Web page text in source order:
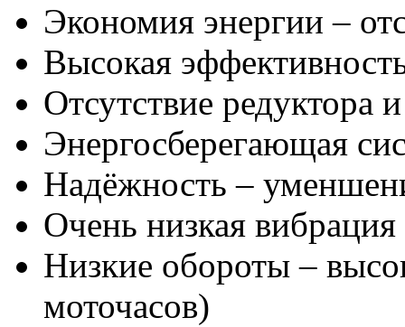
Экономия энергии –
Высокая
Отсутствие редуктора
Энергосберегающая
Надёжность –
Очень низкая вибрация
Низкие обороты –
моточасов)